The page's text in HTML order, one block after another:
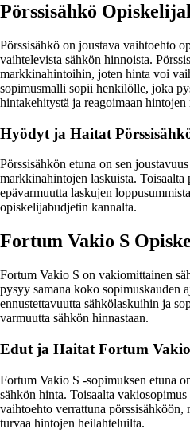
Pörssisähkö
Pörssisähkö on joustava vaihtoehto
vaihtelevista sähkön hinnoista.
markkinahintoihin, joten hinta voi
sopimusmalli sopii henkilölle, joka
hintakehitystä ja reagoimaan
Hyödyt ja Haitat
Pörssisähkön etuna on sen
markkinahintojen laskuista. Toisaalta
epävarmuutta laskujen
opiskelijabudjetin kannalta.
Fortum Vakio S
Fortum Vakio S on vakiomittainen
pysyy samana koko sopimuskauden
ennustettavuutta sähkölaskuihin ja
varmuutta sähkön hinnastaan.
Edut ja Haitat Fortum Vakio
Fortum Vakio S -sopimuksen etuna
sähkön hinta. Toisaalta
vaihtoehto verrattuna pörssisähköön,
turvaa hintojen heilahteluilta.